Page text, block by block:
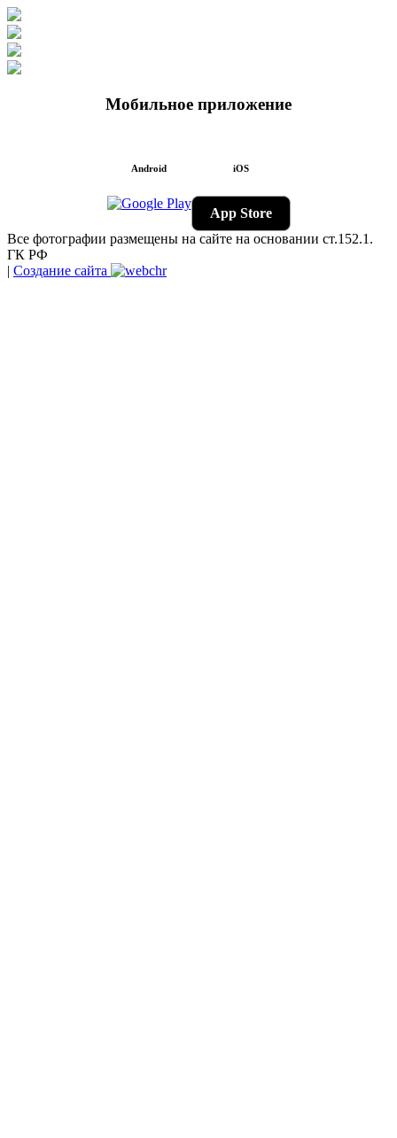
Мобильное приложение
Android iOS
App Store
Все фотографии размещены на сайте на основании ст.152.1.
ГК РФ
| Создание сайта